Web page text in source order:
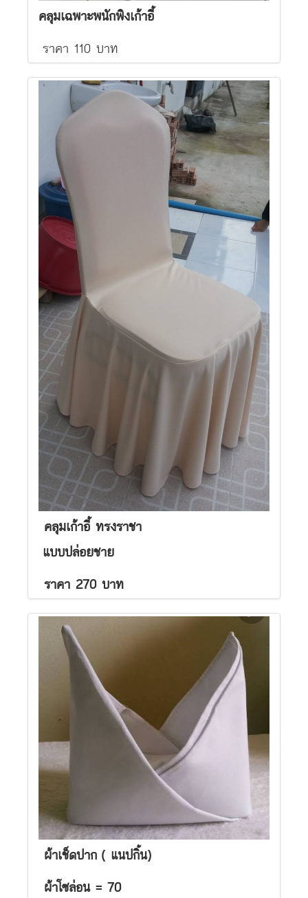
คลุมเฉพาะพนักพิงเก้าอี้
ราคา 110 บาท
คลุมเก้าอี้ ทรงราชา
แบบปล่อยชาย
ราคา 270 บาท
ผ้าเช็ดปาก ( แนปกิ้น)
ผ้าโซล่อน = 70